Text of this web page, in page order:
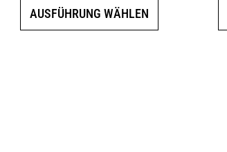
AUSFÜHRUNG WÄHLEN